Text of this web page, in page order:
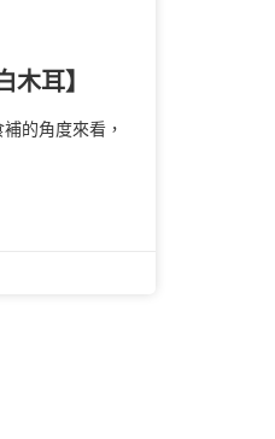
木耳】
的角度來看，